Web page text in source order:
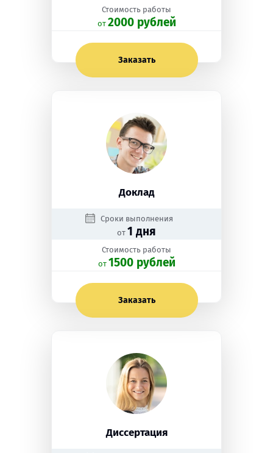
Стоимость работы
oт 2000 рублей
Заказать
Доклад
Сроки выполнения
от 1 дня
Стоимость работы
oт 1500 рублей
Заказать
Диссертация